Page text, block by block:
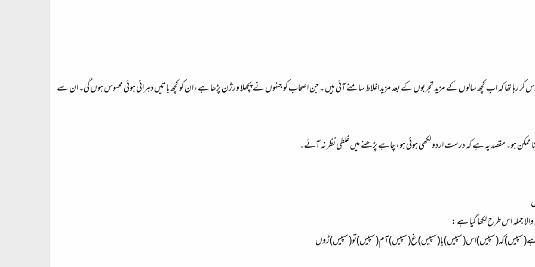
رہا تھا کہ اب کچھ سالوں کے مزید تجربوں کے بعد مزید اغلاط سامنے آئی ہیں ۔ جن اصحاب کو جنہوں نے پچھلا ورژن پڑھا ہے، ان کو کچھ باتیں دہرائی ہوئی محسوس ہوں گی۔ ان سے
ممکن ہو۔ مقصد یہ ہے کہ درست اردو لکھی ہوئی ہو، چاہے پڑھنے میں غلطی نظر نہ آئے۔
جملہ اس طرح لکھا گیا ہے :